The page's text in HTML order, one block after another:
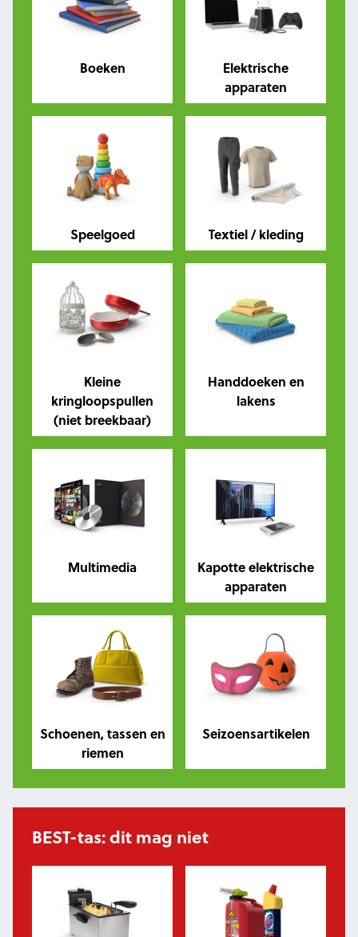
Boeken
Elektrische
apparaten
Speelgoed Textiel / kleding
Kleine
kringloopspullen
(niet breekbaar)
Handdoeken en
lakens
Multimedia
Kapotte elektrische
apparaten
Schoenen, tassen en
riemen
Seizoensartikelen
BEST-tas: dit mag niet